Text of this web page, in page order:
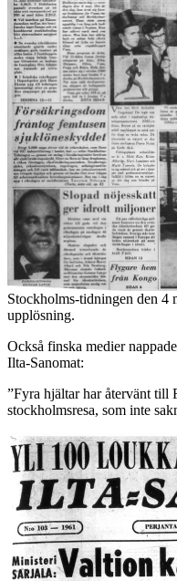
Stockholms-tidningen den 4
upplösning.
Också finska medier
Ilta-Sanomat:
”Fyra hjältar har återvänt till
stockholmsresa, som inte